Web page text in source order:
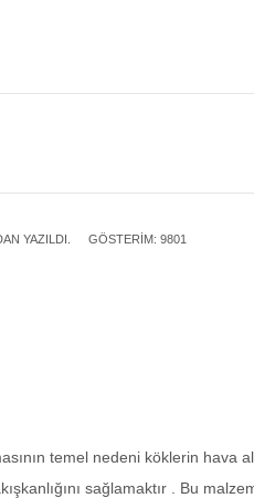
YAZILDI. GÖSTERIM: 9801
temel nedeni köklerin hava
sağlamaktır . Bu